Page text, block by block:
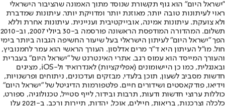
"ישראל היום" הוא גוף תקשורת שנוסד מתוך האמונה שהציבור הישראלי
ראוי לעיתונות טובה יותר, מאוזנת יותר ומדויקת יותר. עיתונות שמדברת
ולא צועקת. עיתונות אמינה, אובייקטיבית ועניינית. עיתונות אחרת וללא
תשלום. המהדורה המודפסת הראשונה פורסמה ב-30 ביולי 2007, וב-2010
הפך "ישראל היום" לעיתון הישראלי בעל שיעור החשיפה הגבוה ביותר בימי
חול. מו"ל העיתון היא ד"ר מרים אדלסון. העורך הראשי הוא עמר לחמנוביץ,
והעורך המייסד הוא עמוס רגב. אתרי האינטרנט של "ישראל היום" בעברית
ובאנגלית, כמו כן היישומונים (אפליקציות) לאנדרואיד ול-iOS, מציגים
חדשות מסביב לשעון, תוכן בלעדי, מבזקים ועדכונים, ניתוחים ופרשנויות,
וידיאו, פודקאסטים ושידורים חיים. פלטפורמות הדיגיטל של "ישראל היום"
כוללות ערוצי חדשות ודעות, תרבות ובידור, לייף סטייל, טכנולוגיה, ספורט,
כלכלה וצרכנות, בריאות, חיילים, אוכל, יהדות, תיירות ורכב. ב-2021 עלו